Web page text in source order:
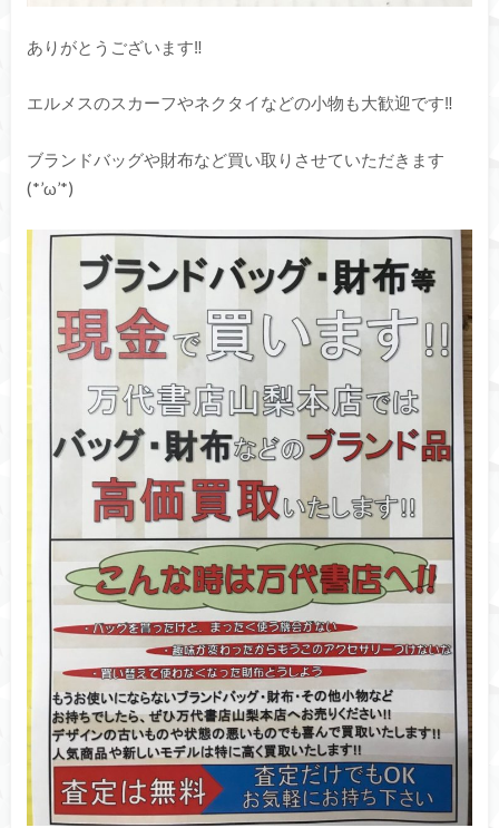
ありがとうございます‼
エルメスのスカーフやネクタイなどの小物も大歓迎です‼
ブランドバッグや財布など買い取りさせていただきます
(*’ω’*)